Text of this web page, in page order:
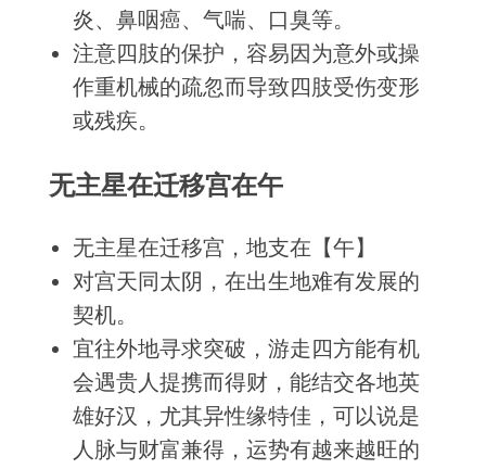
炎、鼻咽癌、气喘、口臭等。
注意四肢的保护，容易因为意外或操
作重机械的疏忽而导致四肢受伤变形
或残疾。
无主星在迁移宫在午
无主星在迁移宫，地支在【午】
对宫天同太阴，在出生地难有发展的
契机。
宜往外地寻求突破，游走四方能有机
会遇贵人提携而得财，能结交各地英
雄好汉，尤其异性缘特佳，可以说是
人脉与财富兼得，运势有越来越旺的